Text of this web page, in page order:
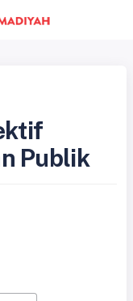
Publik